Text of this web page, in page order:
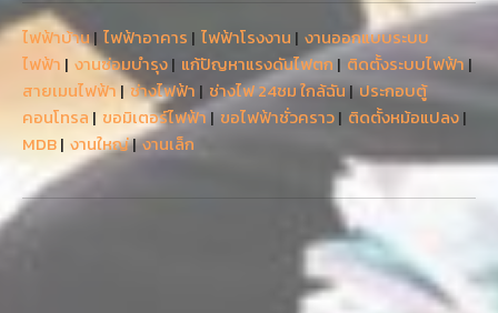
ไฟฟ้าบ้าน| ไฟฟ้าอาคาร | ไฟฟ้าโรงงาน | งานออกแบบระบบ
ไฟฟ้า | งานซ่อมบำรุง| แก้ปัญหาแรงดันไฟตก | ติดตั้งระบบไฟฟ้า|
สายเมนไฟฟ้า|ช่างไฟฟ้า | ช่างไฟ 24ชม ใกล้ฉัน|ประกอบตู้
คอนโทรล | ขอมิเตอร์ไฟฟ้า | ขอไฟฟ้าชั่วคราว| ติดตั้งหม้อแปลง|
MDB| งานใหญ่|งานเล็ก